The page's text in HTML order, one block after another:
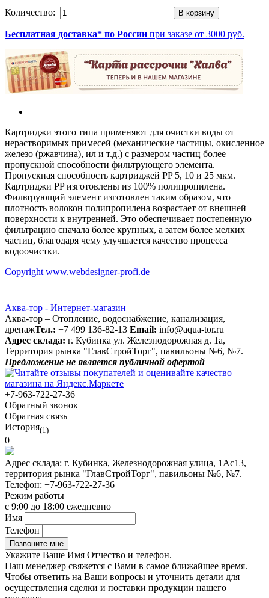
Количество:
Бесплатная доставка* по России при заказе от 3000 руб.
Картриджи этого типа применяют для очистки воды от
нерастворимых примесей (механические частицы, окисленное
железо (ржавчина), ил и т.д.) с размером частиц более
пропускной способности фильтрующего элемента.
Пропускная способность картриджей PP 5, 10 и 25 мкм.
Картриджи PP изготовлены из 100% полипропилена.
Фильтрующий элемент изготовлен таким образом, что
плотность волокон полипропилена возрастает от внешней
поверхности к внутренней. Это обеспечивает постепенную
фильтрацию сначала более крупных, а затем более мелких
частиц, благодаря чему улучшается качество процесса
водоочистки.
Copyright www.webdesigner-profi.de
Аква-тор - Интернет-магазин
Аква-тор – Отопление, водоснабжение, канализация,
дренажТел.: +7 499 136-82-13 Email: info@aqua-tor.ru
Адрес склада: г. Кубинка ул. Железнодорожная д. 1а,
Территория рынка "ГлавСтройТорг", павильоны №6, №7.
Предложение не является публичной офертой
+7-963-722-27-36
Обратный звонок
Обратная связь
История(1)
0
Адрес склада: г. Кубинка, Железнодорожная улица, 1Ас13,
территория рынка "ГлавСтройТорг", павильоны №6, №7.
Телефон: +7-963-722-27-36
Режим работы
с 9:00 до 18:00 ежедневно
Имя
Телефон
Укажите Ваше Имя Отчество и телефон.
Наш менеджер свяжется с Вами в самое ближайшее время.
Чтобы ответить на Ваши вопросы и уточнить детали для
осуществления сделки и поставки продукции нашего